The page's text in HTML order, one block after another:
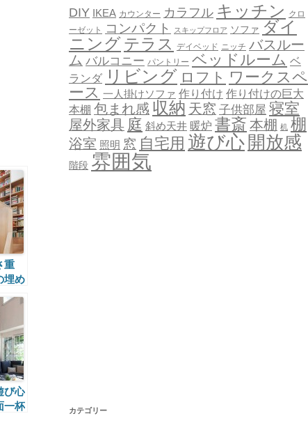
重
埋め
び心
一杯
DIY IKEA カウンター カラフル キッチン クロ
ーゼット
コンパクト スキップフロア ソファ ダイ
ニングテラス デイベッド ニッチ バスルー
ム バルコニー パントリー ベッドルーム ベ
ランダ リビング ロフト ワークスペ
ース 一人掛けソファ 作り付け 作り付けの巨大
本棚 包まれ感 収納 天窓 子供部屋 寝室
屋外家具 庭 斜め天井 暖炉 書斎 本棚 机 棚
浴室 照明 窓 自宅用 遊び心 開放感
階段 雰囲気
カテゴリー